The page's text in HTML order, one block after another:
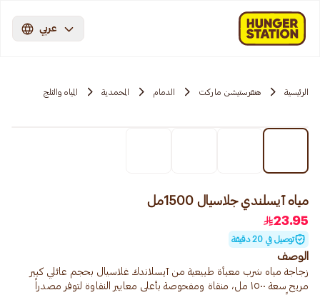
عربي
الرئيسية هنقرستيشن ماركت الدمام المحمدية المياه والثلج
مياه آيسلندي جلاسيال 1500مل
23.95
توصيل في 20 دقيقة
الوصف
زجاجة مياه شرب معبأة طبيعية من آيسلاندك غلاسيال بحجم عائلي كبير
مريح سعة ١٥٠٠ مل، منقاة ومفحوصة بأعلى معايير النقاوة لتوفر مصدراً